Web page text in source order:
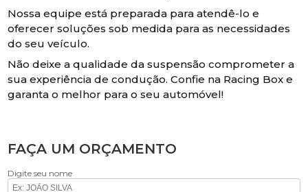
Nossa equipe está preparada para atendê-lo e
oferecer soluções sob medida para as necessidades
do seu veículo.
Não deixe a qualidade da suspensão comprometer a
sua experiência de condução. Confie na Racing Box e
garanta o melhor para o seu automóvel!
FAÇA UM ORÇAMENTO
Digite seu nome